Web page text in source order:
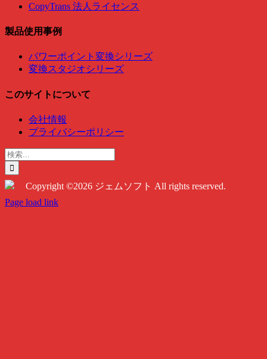
CopyTrans 法人ライセンス
製品使用事例
パワーポイント変換シリーズ
変換スタジオシリーズ
このサイトについて
会社情報
プライバシーポリシー
検
索
…
Copyright ©2026 ジェムソフト All rights reserved.
Twitter
Instagram
Facebook
Page load link